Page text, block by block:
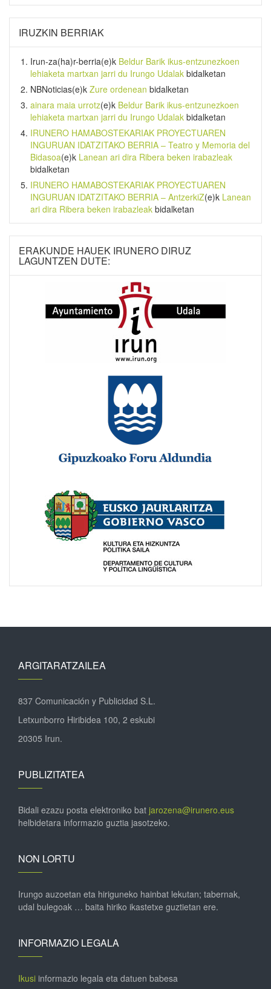
IRUZKIN BERRIAK
Irun-za(ha)r-berria(e)k Beldur Barik ikus-entzunezkoen
lehiaketa martxan jarri du Irungo Udalak bidalketan
NBNoticias(e)k Zure ordenean bidalketan
ainara maia urrotz(e)k Beldur Barik ikus-entzunezkoen
lehiaketa martxan jarri du Irungo Udalak bidalketan
IRUNERO HAMABOSTEKARIAK PROYECTUAREN
INGURUAN IDATZITAKO BERRIA – Teatro y Memoria del
Bidasoa(e)k Lanean ari dira Ribera beken irabazleak
bidalketan
IRUNERO HAMABOSTEKARIAK PROYECTUAREN
INGURUAN IDATZITAKO BERRIA – AntzerkiZ(e)k Lanean
ari dira Ribera beken irabazleak bidalketan
ERAKUNDE HAUEK IRUNERO DIRUZ
LAGUNTZEN DUTE:
ARGITARATZAILEA
837 Comunicación y Publicidad S.L.
Letxunborro Hiribidea 100, 2 eskubi
20305 Irun.
PUBLIZITATEA
Bidali ezazu posta elektroniko bat jarozena@irunero.eus
helbidetara informazio guztia jasotzeko.
NON LORTU
Irungo auzoetan eta hiriguneko hainbat lekutan; tabernak,
udal bulegoak … baita hiriko ikastetxe guztietan ere.
INFORMAZIO LEGALA
Ikusi informazio legala eta datuen babesa